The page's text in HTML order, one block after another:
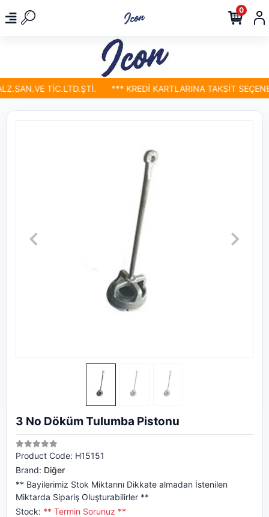
TİC.LTD.ŞTİ. *** KREDİ KARTLARINA TAKSİT
0
3 No Döküm Tulumba Pistonu
Product Code: H15151
Brand: Diğer
** Bayilerimiz Stok Miktarını Dikkate almadan İstenilen
Miktarda Sipariş Oluşturabilirler **
Stock: ** Termin Sorunuz **